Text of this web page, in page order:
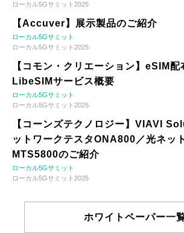
ローカル5Gサミット2025
【Accuver】展示製品のご紹介
ローカル5Gサミット
ローカル5Gサミット2025
【コモン・クリエーション】eSIM
LibeSIMサービス概要
ローカル5Gサミット
ローカル5Gサミット2025
【コーンズテクノロジー】VIAVI
ットワークテスタONA800／光ネッ
MTS5800のご紹介
ローカル5Gサミット
ローカル5Gサミット2025
ホワイトペーパー一